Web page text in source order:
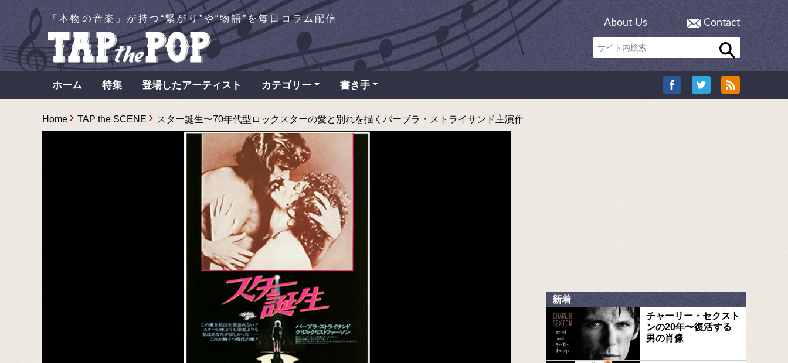
「本物の音楽」が持つ“繋がり”や“物語”を毎日コラム配信 About Us Contact
ホーム 特集 登場したアーティスト カテゴリー 書き手
Home TAP the SCENE スター誕生〜70年代型ロックスターの愛と別れを描くバーブラ・ストライサンド主演作
新着
チャーリー・セクスト
ンの20年〜復活する
男の肖像